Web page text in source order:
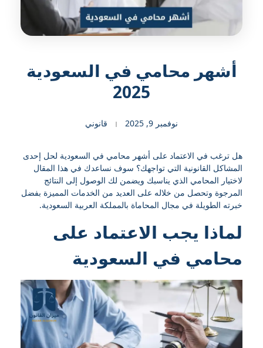
أشهر محامي في السعودية
2025
نوفمبر 9, 2025 قانوني
هل ترغب في الاعتماد على أشهر محامي في السعودية لحل إحدى
المشاكل القانونية التي تواجهك؟ سوف نساعدك في هذا المقال
لاختيار المحامي الذي يناسبك ويضمن لك الوصول إلى النتائج
المرجوة وتحصل من خلاله على العديد من الخدمات المميزة بفضل
خبرته الطويلة في مجال المحاماة بالمملكة العربية السعودية.
لماذا يجب الاعتماد على
محامي في السعودية